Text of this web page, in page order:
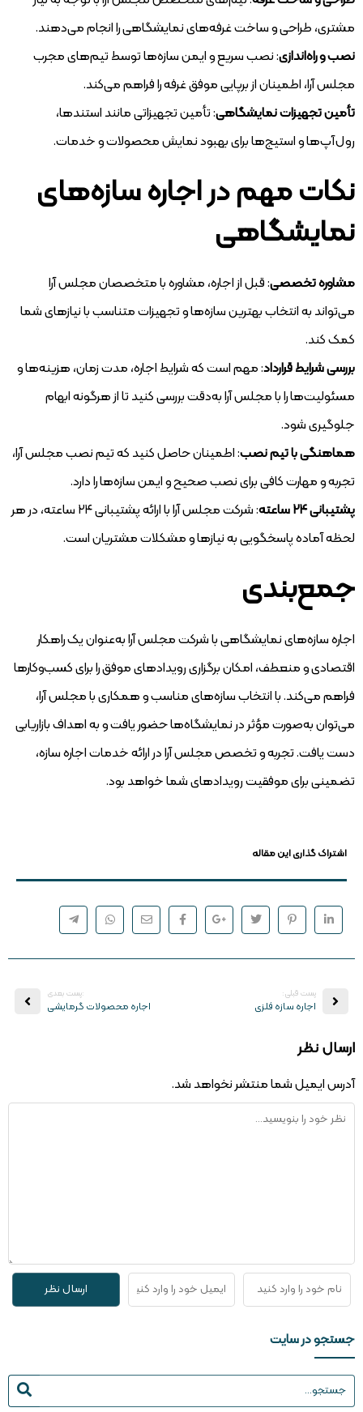
مشتری، طراحی و ساخت غرفه‌های نمایشگاهی را انجام می‌دهند.
نصب و راه‌اندازی: نصب سریع و ایمن سازه‌ها توسط تیم‌های مجرب
مجلس آرا، اطمینان از برپایی موفق غرفه را فراهم می‌کند.
تأمین تجهیزات نمایشگاهی: تأمین تجهیزاتی مانند استندها،
رول‌آپ‌ها و استیج‌ها برای بهبود نمایش محصولات و خدمات.
نکات مهم در اجاره سازه‌های
نمایشگاهی
مشاوره تخصصی: قبل از اجاره، مشاوره با متخصصان مجلس آرا
می‌تواند به انتخاب بهترین سازه‌ها و تجهیزات متناسب با نیازهای شما
کمک کند.
بررسی شرایط قرارداد: مهم است که شرایط اجاره، مدت زمان، هزینه‌ها و
مسئولیت‌ها را با مجلس آرا به‌دقت بررسی کنید تا از هرگونه ابهام
جلوگیری شود.
هماهنگی با تیم نصب: اطمینان حاصل کنید که تیم نصب مجلس آرا،
تجربه و مهارت کافی برای نصب صحیح و ایمن سازه‌ها را دارد.
پشتیبانی ۲۴ ساعته
: شرکت مجلس آرا با ارائه پشتیبانی ۲۴ ساعته، در هر
لحظه آماده پاسخگویی به نیازها و مشکلات مشتریان است.
جمع‌بندی
اجاره سازه‌های نمایشگاهی با شرکت مجلس آرا به‌عنوان یک راهکار
اقتصادی و منعطف، امکان برگزاری رویدادهای موفق را برای کسب‌وکارها
فراهم می‌کند. با انتخاب سازه‌های مناسب و همکاری با مجلس آرا،
می‌توان به‌صورت مؤثر در نمایشگاه‌ها حضور یافت و به اهداف بازاریابی
دست یافت. تجربه و تخصص مجلس آرا در ارائه خدمات اجاره سازه،
تضمینی برای موفقیت رویدادهای شما خواهد بود.
اشتراک گذاری این مقاله
پست قبلی:
اجاره سازه فلزی
:پست بعدی
اجاره محصولات گرمایشی
ارسال نظر
آدرس ایمیل شما منتشر نخواهد شد.
جستجو در سایت